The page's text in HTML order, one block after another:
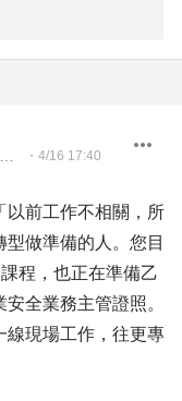
・ 4/16 17:40
以前工作不相關，所
做準備的人。您目
程，也正在準備乙
全業務主管證照。
線現場工作，往更專